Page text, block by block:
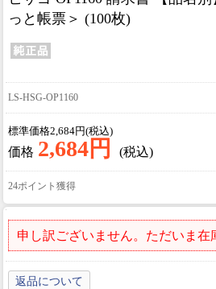
っと帳票＞ (100枚)
LS-HSG-OP1160
標準価格2,684円(税込)
価格 2,684円 (税込)
24ポイント獲得
申し訳ございません。ただいま在
返品について